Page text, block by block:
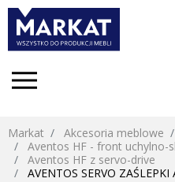
Markat Akcesoria meblowe
Aventos HF - front uchylno-
Aventos HF z servo-drive
AVENTOS SERVO